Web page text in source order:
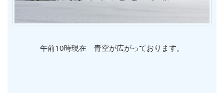
午前10時現在 青空が広がっております。